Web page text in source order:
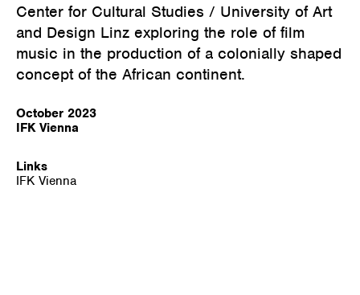
Center for Cultural Studies / University of Art
and Design Linz exploring the role of film
music in the production of a colonially shaped
concept of the African continent.
October 2023
IFK Vienna
Links
IFK Vienna